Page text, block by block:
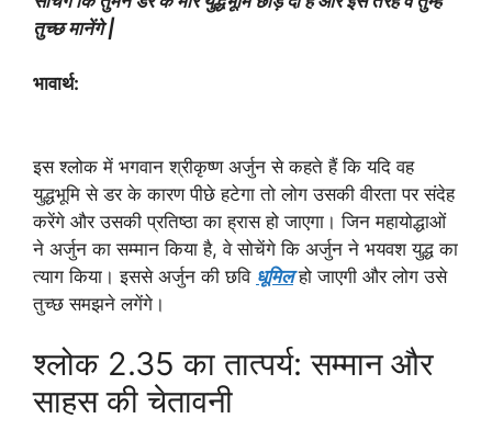
तुच्छ मानेंगे |
भावार्थ:
इस श्लोक में भगवान श्रीकृष्ण अर्जुन से कहते हैं कि यदि वह
युद्धभूमि से डर के कारण पीछे हटेगा तो लोग उसकी वीरता पर संदेह
करेंगे और उसकी प्रतिष्ठा का ह्रास हो जाएगा। जिन महायोद्धाओं
ने अर्जुन का सम्मान किया है, वे सोचेंगे कि अर्जुन ने भयवश युद्ध का
त्याग किया। इससे अर्जुन की छवि धूमिलहो जाएगी और लोग उसे
तुच्छ समझने लगेंगे।
श्लोक 2.35 का तात्पर्य: सम्मान और
साहस की चेतावनी